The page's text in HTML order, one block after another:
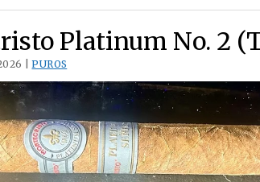
Platinum No. 2
|PUROS